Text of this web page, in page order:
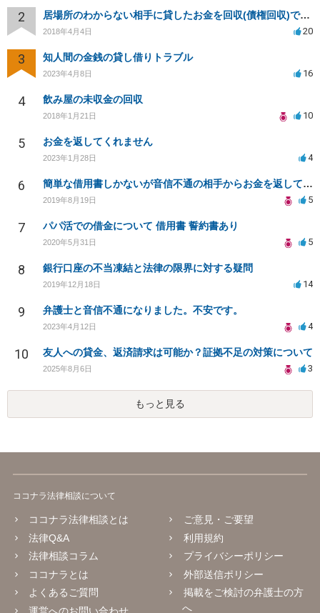
2 居場所のわからない相手に貸したお金を回収(債権回収)できますか？
2018年4月4日 20
3 知人間の金銭の貸し借りトラブル
2023年4月8日 16
4 飲み屋の未収金の回収
2018年1月21日 10
5 お金を返してくれません
2023年1月28日 4
6 簡単な借用書しかないが音信不通の相手からお金を返してもらうことは可能ですか？
2019年8月19日 5
7 パパ活での借金について 借用書 誓約書あり
2020年5月31日 5
8 銀行口座の不当凍結と法律の限界に対する疑問
2019年12月18日 14
9 弁護士と音信不通になりました。不安です。
2023年4月12日 4
10 友人への貸金、返済請求は可能か？証拠不足の対策について
2025年8月6日 3
もっと見る
ココナラ法律相談について
ココナラ法律相談とは
法律Q&A
法律相談コラム
ココナラとは
よくあるご質問
運営へのお問い合わせ
ご意見・ご要望
利用規約
プライバシーポリシー
外部送信ポリシー
掲載をご検討の弁護士の方
へ